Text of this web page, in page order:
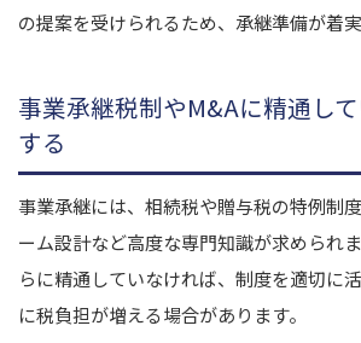
の提案を受けられるため、承継準備が着実
事業承継税制やM&Aに精通し
する
事業承継には、相続税や贈与税の特例制
ーム設計など高度な専門知識が求められま
らに精通していなければ、制度を適切に
に税負担が増える場合があります。